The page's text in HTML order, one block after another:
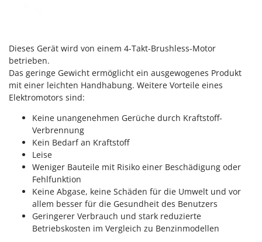
Marcato
Marina Systems
Master
Mastercook
McCulloch
MCH
Michelin
Mille
Minox
Mockmill
More than chef
MOSA
Dieses Gerät wird von einem 4-Takt-Brushless-Motor
betrieben.
Das geringe Gewicht ermöglicht ein ausgewogenes Produkt
mit einer leichten Handhabung. Weitere Vorteile eines
Elektromotors sind:
Keine unangenehmen Gerüche durch Kraftstoff-
Verbrennung
Kein Bedarf an Kraftstoff
Leise
Weniger Bauteile mit Risiko einer Beschädigung oder
Fehlfunktion
Keine Abgase, keine Schäden für die Umwelt und vor
allem besser für die Gesundheit des Benutzers
Geringerer Verbrauch und stark reduzierte
Betriebskosten im Vergleich zu Benzinmodellen